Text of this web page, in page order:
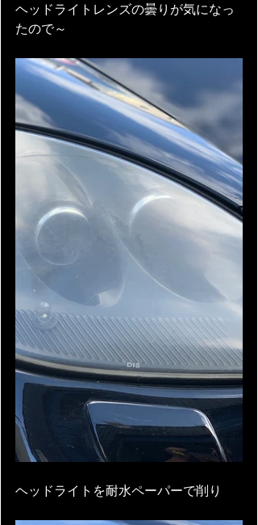
ヘッドライトレンズの曇りが気になっ
たので～
ヘッドライトを耐水ペーパーで削り